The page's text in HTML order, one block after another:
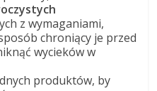
z wymaganiami,
chroniący je przed
wycieków w
produktów, by